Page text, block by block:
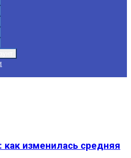
изменилась средняя